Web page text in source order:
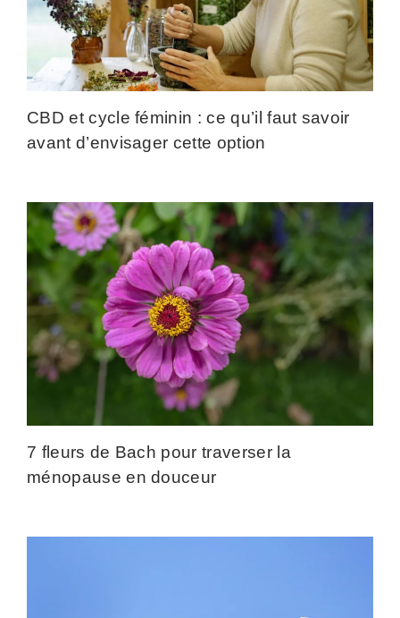
CBD et cycle féminin : ce qu’il faut savoir
avant d’envisager cette option
7 fleurs de Bach pour traverser la
ménopause en douceur